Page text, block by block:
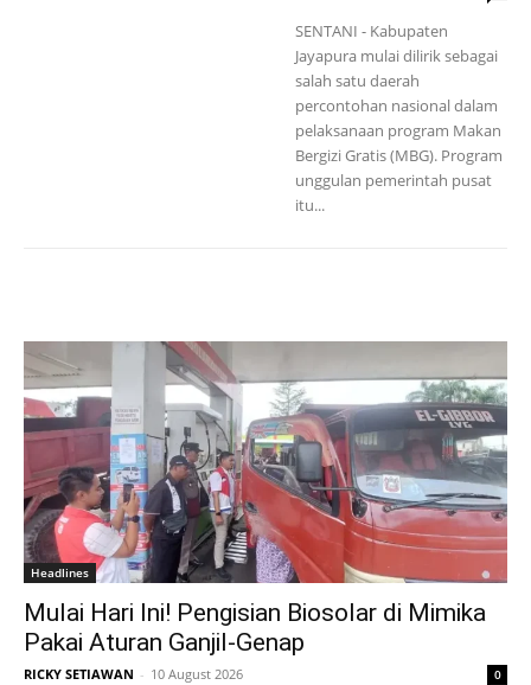
SENTANI - Kabupaten
Jayapura mulai dilirik sebagai
salah satu daerah
percontohan nasional dalam
pelaksanaan program Makan
Bergizi Gratis (MBG). Program
unggulan pemerintah pusat
itu...
Headlines
Mulai Hari Ini! Pengisian Biosolar di Mimika
Pakai Aturan Ganjil-Genap
RICKY SETIAWAN - 10 August 2026 0